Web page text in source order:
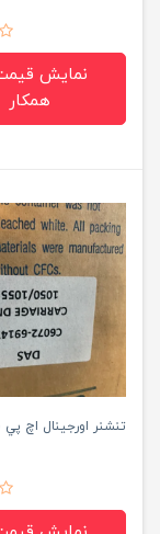
نمایش
همکار
تنشنر اورجينال اچ پي 1050